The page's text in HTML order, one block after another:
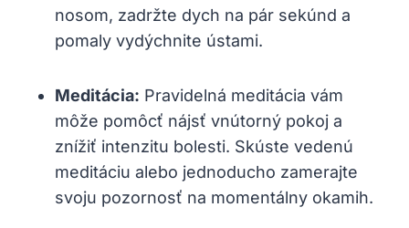
nosom, zadržte dych na pár sekúnd a
pomaly vydýchnite ústami.
Meditácia: Pravidelná meditácia vám
môže pomôcť nájsť vnútorný pokoj a
znížiť intenzitu bolesti. Skúste vedenú
meditáciu alebo jednoducho zamerajte
svoju pozornosť na momentálny okamih.